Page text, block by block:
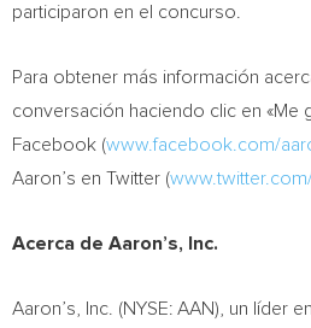
participaron en el concurso.
Para obtener más información
conversación haciendo clic en «Me
Facebook (www.facebook.com/
Aaron’s en Twitter (
Acerca de Aaron’s, Inc.
Aaron’s, Inc. (NYSE: AAN), un líder